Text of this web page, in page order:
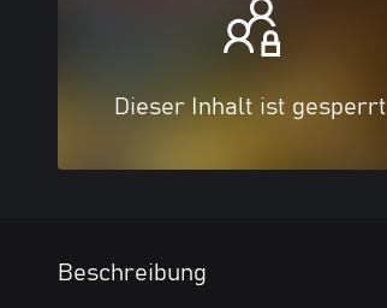
Dieser Inhalt ist gesperrt
Beschreibung